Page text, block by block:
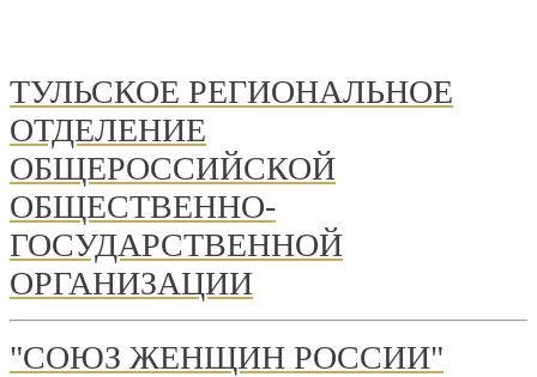
ТУЛЬСКОЕ РЕГИОНАЛЬНОЕ
ОТДЕЛЕНИЕ
ОБЩЕРОССИЙСКОЙ
ОБЩЕСТВЕННО-
ГОСУДАРСТВЕННОЙ
ОРГАНИЗАЦИИ
"СОЮЗ ЖЕНЩИН РОССИИ"